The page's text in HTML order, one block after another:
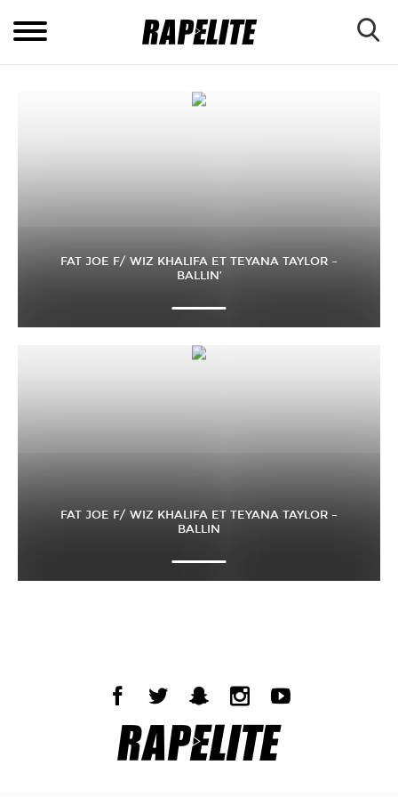
FAT JOE F/ WIZ KHALIFA ET TEYANA TAYLOR –
BALLIN’
FAT JOE F/ WIZ KHALIFA ET TEYANA TAYLOR –
BALLIN